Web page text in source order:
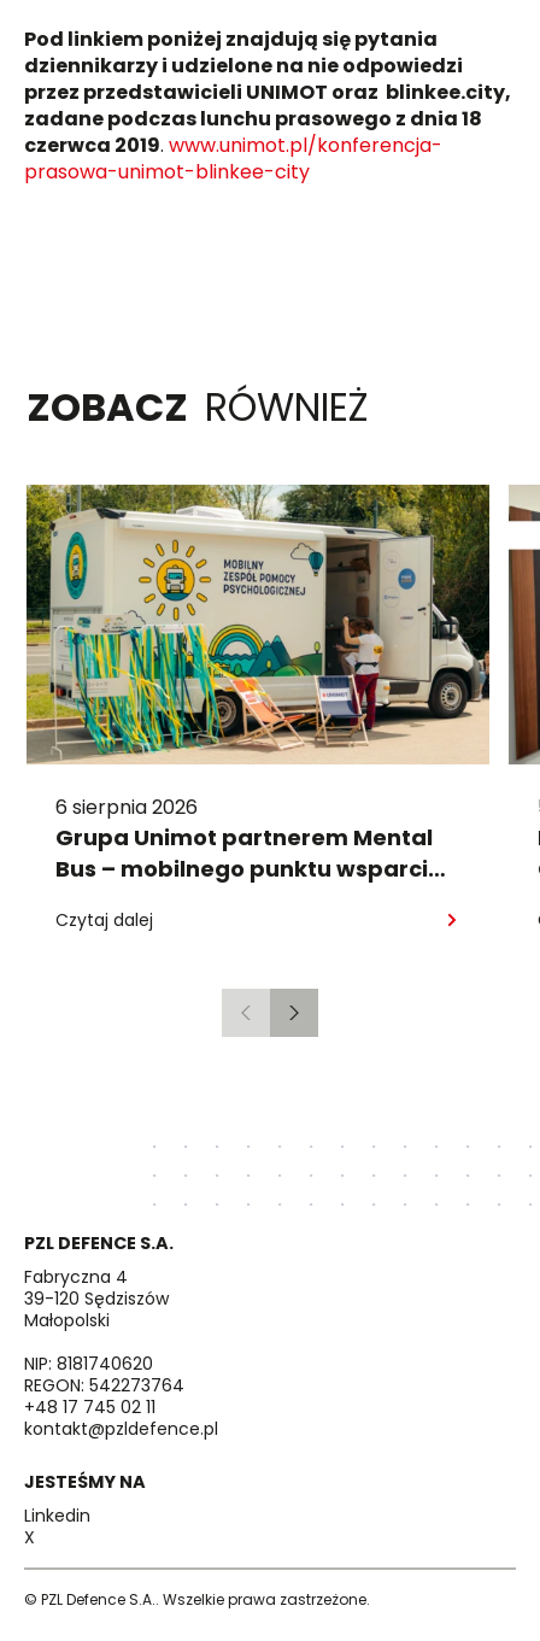
Pod linkiem poniżej znajdują się pytania
dziennikarzy i udzielone na nie odpowiedzi
przez przedstawicieli UNIMOT oraz blinkee.city,
zadane podczas lunchu prasowego z dnia 18
czerwca 2019.www.unimot.pl/konferencja-
prasowa-unimot-blinkee-city
ZOBACZ RÓWNIEŻ
6 sierpnia 2026
Grupa Unimot partnerem Mental
Bus – mobilnego punktu wsparcia
Czytaj dalej
PoprzedniNastępny
PZL DEFENCE S.A.
Fabryczna 4
39-120 Sędziszów
Małopolski
NIP: 8181740620
REGON: 542273764
+48 17 745 02 11
kontakt@pzldefence.pl
JESTEŚMY NA
Linkedin
X
© PZL Defence S.A.. Wszelkie prawa zastrzeżone.